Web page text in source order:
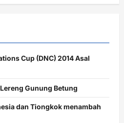
Cup (DNC) 2014 Asal
Gunung Betung
dan Tiongkok menambah